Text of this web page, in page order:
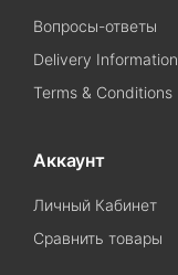
Вопросы-ответы
Delivery Information
Terms & Conditions
Аккаунт
Личный Кабинет
Сравнить товары